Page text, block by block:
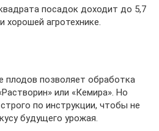
посадок доходит до 5,7
хорошей агротехнике.
плодов позволяет обработка
или «Кемира». Но
по инструкции, чтобы не
будущего урожая.